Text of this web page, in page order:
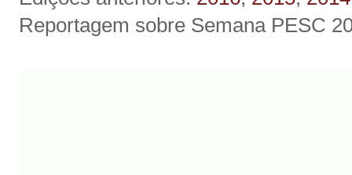
Reportagem sobre Semana PESC